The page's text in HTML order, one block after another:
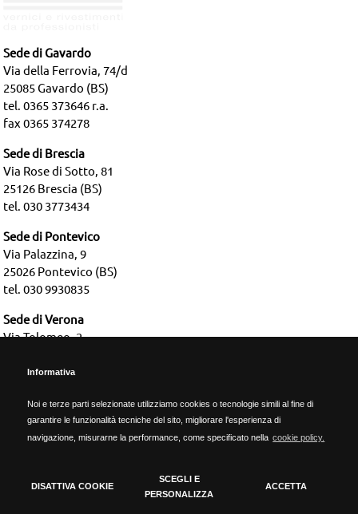
Informativa
Noi e terze parti selezionate utilizziamo cookies o tecnologie simili al fine di
garantire le funzionalità tecniche del sito, migliorare l'esperienza di
navigazione, misurarne la performance, come specificato nella cookie policy.
DISATTIVA COOKIE
SCEGLI E
PERSONALIZZA
ACCETTA
Sede di Gavardo
Via della Ferrovia, 74/d
25085 Gavardo (BS)
tel. 0365 373646 r.a.
fax 0365 374278
Sede di Brescia
Via Rose di Sotto, 81
25126 Brescia (BS)
tel. 030 3773434
Sede di Pontevico
Via Palazzina, 9
25026 Pontevico (BS)
tel. 030 9930835
Sede di Verona
Via Tolomeo, 2
tel. 045 2583664
Dati aziendali
REA BS-637787 | Cap. Sociale € 800.000,00 i.v. | P.IVA 04735180988
Privacy policyPolitica Aziendale